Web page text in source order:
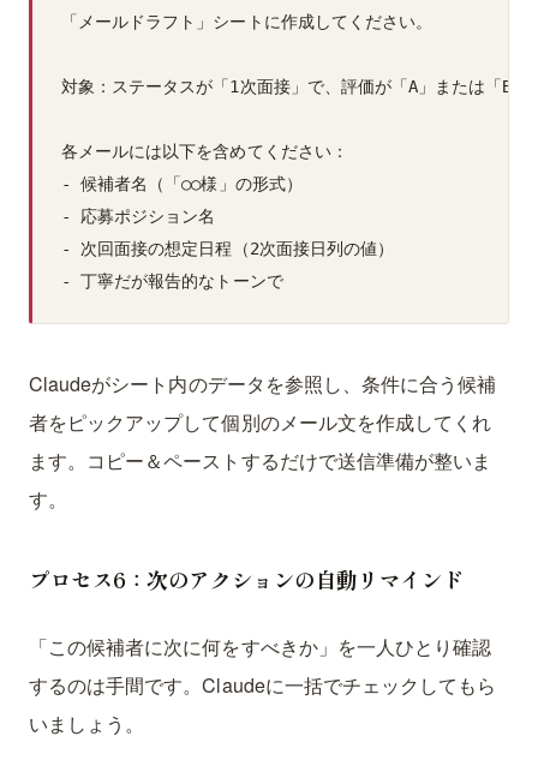
「メールドラフト」シートに作成してください。
対象：ステータスが「1次面接」で、評価が「A」または「B」
各メールには以下を含めてください：
- 候補者名（「○○様」の形式）
- 応募ポジション名
- 次回面接の想定日程（2次面接日列の値）
- 丁寧だが報告的なトーンで
Claudeがシート内のデータを参照し、条件に合う候補
者をピックアップして個別のメール文を作成してくれ
ます。コピー＆ペーストするだけで送信準備が整いま
す。
プロセス6：次のアクションの自動リマインド
「この候補者に次に何をすべきか」を一人ひとり確認
するのは手間です。Claudeに一括でチェックしてもら
いましょう。